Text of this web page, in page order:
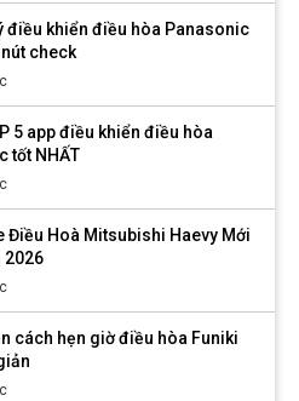
điều khiển điều hòa Panasonic
check
5 app điều khiển điều hòa
tốt NHẤT
Điều Hoà Mitsubishi Haevy Mới
2026
cách hẹn giờ điều hòa Funiki